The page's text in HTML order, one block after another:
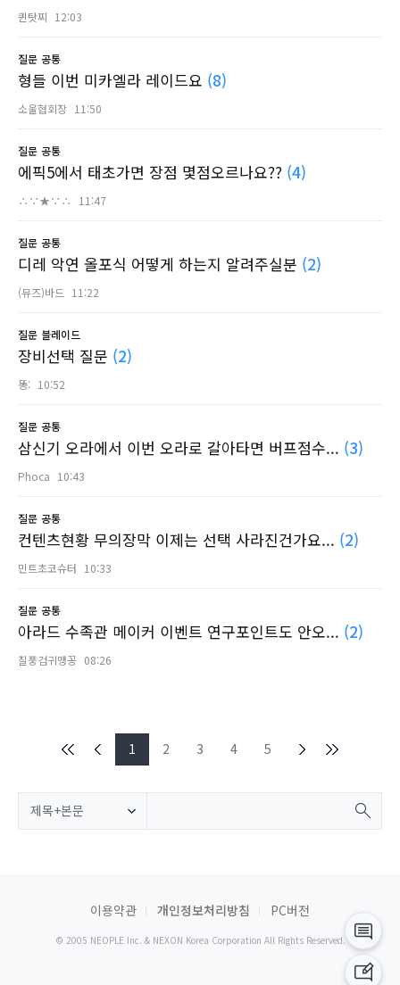
퀸탓찌 12:03
질문 공통
형들 이번 미카엘라 레이드요 (8)
소울협회장 11:50
질문 공통
에픽5에서 태초가면 장점 몇점오르나요?? (4)
∴∵★∵∴ 11:47
질문 공통
디레 악연 올포식 어떻게 하는지 알려주실분 (2)
(뮤즈)바드 11:22
질문 블레이드
장비선택 질문 (2)
똥: 10:52
질문 공통
삼신기 오라에서 이번 오라로 갈아타면 버프점수... (3)
Phoca 10:43
질문 공통
컨텐츠현황 무의장막 이제는 선택 사라진건가요... (2)
민트초코슈터 10:33
질문 공통
아라드 수족관 메이커 이벤트 연구포인트도 안오... (2)
질풍검귀맹꽁 08:26
1 2 3 4 5
제목+본문
이용약관 개인정보처리방침 PC버전
© 2005 NEOPLE Inc. & NEXON Korea Corporation All Rights Reserved.